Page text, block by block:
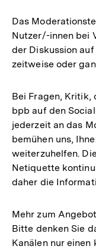
Das
Nutzer/-innen bei
der Diskussion
zeitweise oder
Bei Fragen, Kritik,
bpb auf den
jederzeit an das
bemühen uns,
weiterzuhelfen.
Netiquette
daher die
Mehr zum
Bitte denken Sie
Kanälen nur